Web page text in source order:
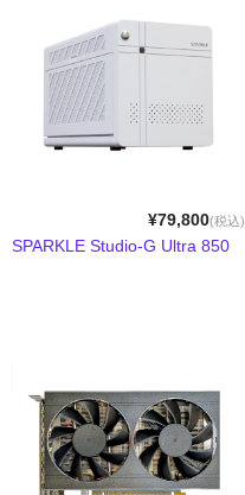
PowerColor
NewerTech
RebDrive／FireRack
GPU拡張ボックス
GPU拡張ボックスセット
¥79,800(税込)
SPARKLE Studio-G Ultra 850